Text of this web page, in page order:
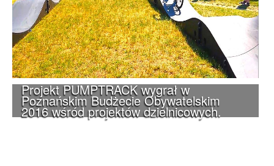
Projekt PUMPTRACK wygrał w
Poznańskim Budżecie Obywatelskim
2016 wśród projektów dzielnicowych.